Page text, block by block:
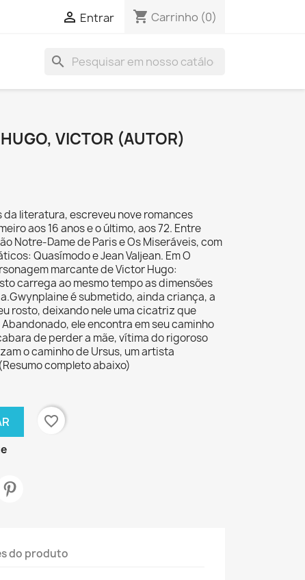
 Entrar shopping_cart Carrinho (0)
search
VICTOR (AUTOR)
literatura, escreveu nove romances
aos 16 anos e o último, aos 72. Entre
Notre-Dame de Paris e Os Miseráveis, com
Quasímodo e Jean Valjean. Em O
marcante de Victor Hugo:
carrega ao mesmo tempo as dimensões
é submetido, ainda criança, a
rosto, deixando nele uma cicatriz que
ele encontra em seu caminho
de perder a mãe, vítima do rigoroso
o caminho de Ursus, um artista
completo abaixo)
favorite_border
do produto